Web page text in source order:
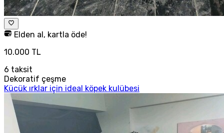
Elden al, kartla öde!
10.000 TL
6 taksit
Dekoratif çeşme
Kücük ırklar için ideal köpek kulübesi